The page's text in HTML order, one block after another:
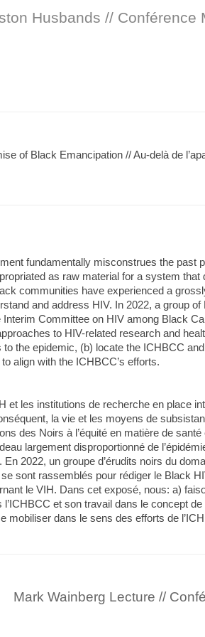
Husbands //
of Black Emancipation // Au-delà de
fundamentally misconstrues the past
as raw material for a system
communities have experienced a
and address HIV. In 2022, a group
Committee on HIV among Black
to HIV-related research and
the epidemic, (b) locate the ICHBCC
align with the ICHBCC’s efforts.
et les institutions de recherche en place
la vie et les moyens de
des Noirs à l’équité en matière de
largement disproportionné de
2022, un groupe d’érudits noirs du
sont rassemblés pour rédiger le Black
le VIH. Dans cet exposé, nous: a)
et son travail dans le concept
Mark Wainberg Lecture //